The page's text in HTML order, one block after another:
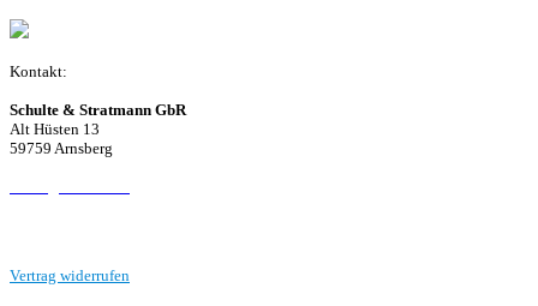
Kontakt:
Schulte & Stratmann GbR
Alt Hüsten 13
59759 Arnsberg
Vertrag widerrufen